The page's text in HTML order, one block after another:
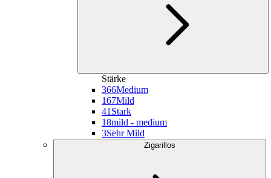
Stärke
366Medium
167Mild
41 Stark
18mild - medium
3Sehr Mild
Zigarillos